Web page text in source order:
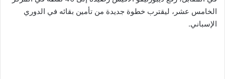
الخامس عشر، ليقترب خطوة جديدة من تأمين بقائه في الدوري
الإسباني.